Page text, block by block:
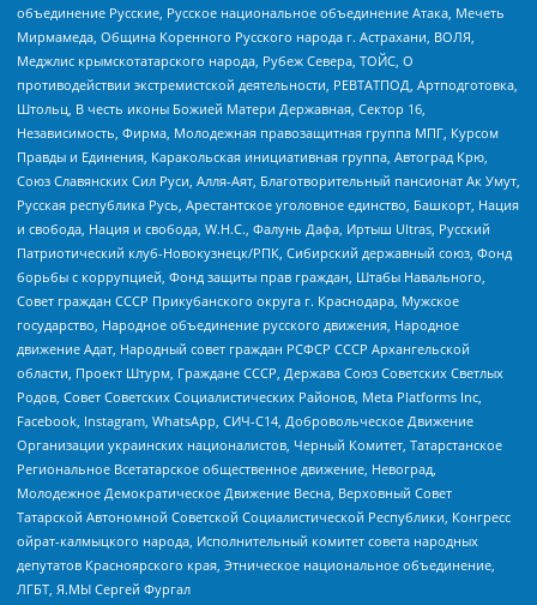
объединение Русские, Русское национальное объединение Атака, Мечеть
Мирмамеда, Община Коренного Русского народа г. Астрахани, ВОЛЯ,
Меджлис крымскотатарского народа, Рубеж Севера, ТОЙС, О
противодействии экстремистской деятельности, РЕВТАТПОД, Артподготовка,
Штольц, В честь иконы Божией Матери Державная, Сектор 16,
Независимость, Фирма, Молодежная правозащитная группа МПГ, Курсом
Правды и Единения, Каракольская инициативная группа, Автоград Крю,
Союз Славянских Сил Руси, Алля-Аят, Благотворительный пансионат Ак Умут,
Русская республика Русь, Арестантское уголовное единство, Башкорт, Нация
и свобода, Нация и свобода, W.H.С., Фалунь Дафа, Иртыш Ultras, Русский
Патриотический клуб-Новокузнецк/РПК, Сибирский державный союз, Фонд
борьбы с коррупцией, Фонд защиты прав граждан, Штабы Навального,
Совет граждан СССР Прикубанского округа г. Краснодара, Мужское
государство, Народное объединение русского движения, Народное
движение Адат, Народный совет граждан РСФСР СССР Архангельской
области, Проект Штурм, Граждане СССР, Держава Союз Советских Светлых
Родов, Совет Советских Социалистических Районов, Meta Platforms Inc,
Facebook, Instagram, WhatsApp, СИЧ-С14, Добровольческое Движение
Организации украинских националистов, Черный Комитет, Татарстанское
Региональное Всетатарское общественное движение, Невоград,
Молодежное Демократическое Движение Весна, Верховный Совет
Татарской Автономной Советской Социалистической Республики, Конгресс
ойрат-калмыцкого народа, Исполнительный комитет совета народных
депутатов Красноярского края, Этническое национальное объединение,
ЛГБТ, Я.МЫ Сергей Фургал